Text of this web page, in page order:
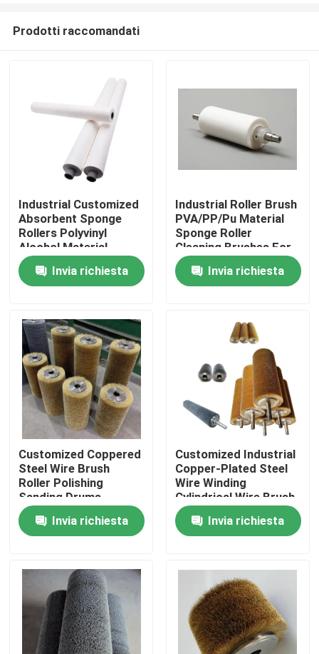
Casa
Prodotti
Chi siamo
Fatory Tour
Controllo di qualità
Contattaci
Richiedere un preventivo
Spazzole cilindriche industriali
Spazzole a rulli industriali
Prodotti raccomandati
Industrial Customized
Absorbent Sponge
Rollers Polyvinyl
Alcohol Material
Absorb Water Sponge
Roller For Glass
Industry
Invia richiesta
Industrial Roller Brush
PVA/PP/Pu Material
Sponge Roller
Cleaning Brushes For
Glass Industry
CleaningInvia richiesta
Customized Coppered
Steel Wire Brush
Roller Polishing
Sanding Drums
Invia richiesta
Customized Industrial
Copper-Plated Steel
Wire Winding
Cylindrical Wire Brush
For Wood Texture
ProcessingInvia richiesta